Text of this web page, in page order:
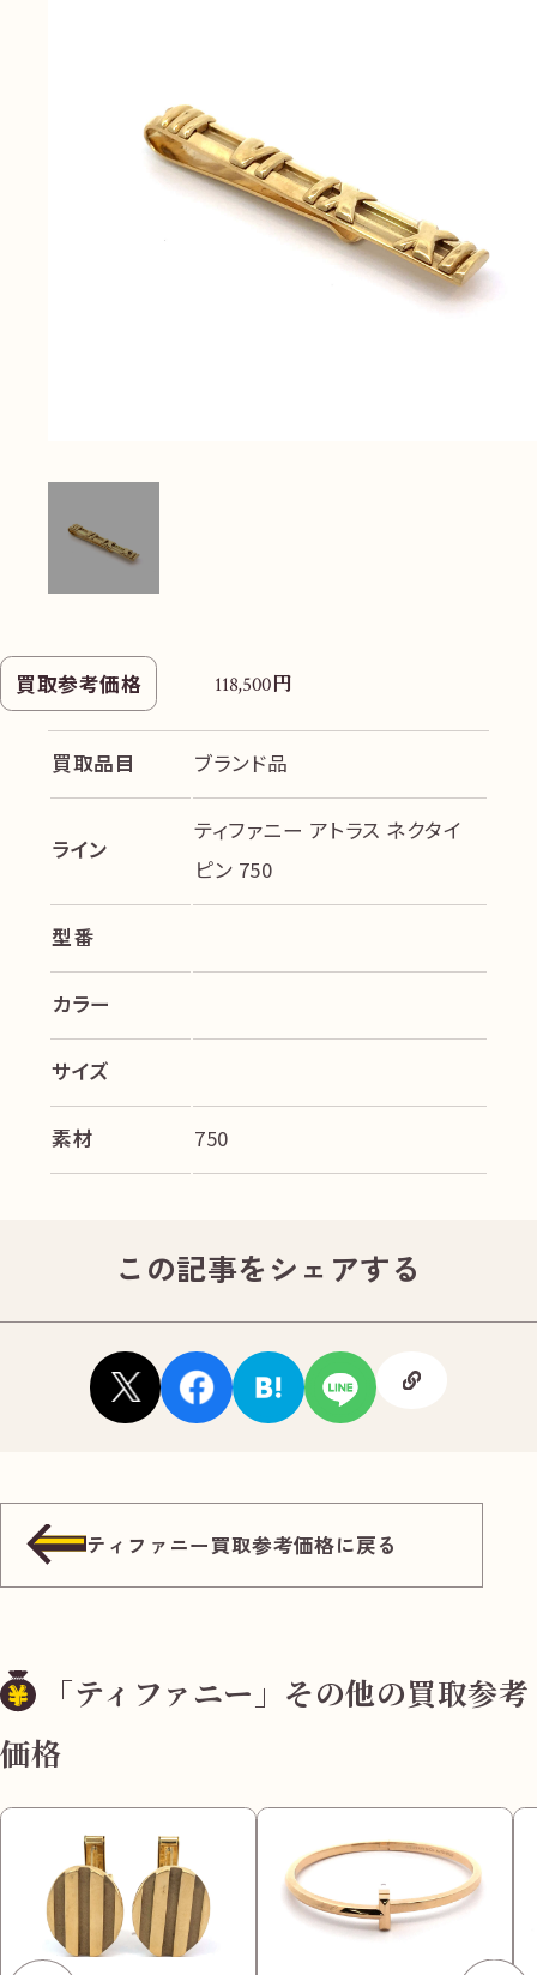
メールで
買取参考価格 118,500円
買取品目 ブランド品
ライン
ティファニー アトラス ネクタイ
ピン 750
型番
カラー
サイズ
素材 750
この記事をシェアする
ティファニー買取参考価格に戻る
「ティファニー」その他の買取参考
価格